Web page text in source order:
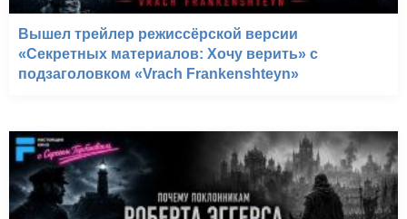
Вышел трейлер режиссёрской версии
«Секретных материалов: Хочу верить» с
подзаголовком «Vrach Frankenshteyn»